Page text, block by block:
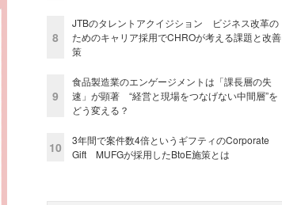
8
JTBのタレントアクイジション ビジネス改革の
ためのキャリア採用でCHROが考える課題と改善
策
9
食品製造業のエンゲージメントは「課長層の失
速」が顕著 “経営と現場をつなげない中間層”を
どう変える？
10
3年間で案件数4倍というギフティのCorporate
Gift MUFGが採用したBtoE施策とは